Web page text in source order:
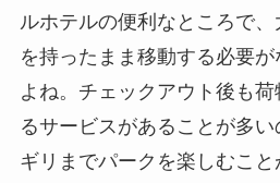
ルホテルの便利なところで
を持ったまま移動する必要
よね。チェックアウト後も荷
るサービスがあることが多
ギリまでパークを楽しむこ